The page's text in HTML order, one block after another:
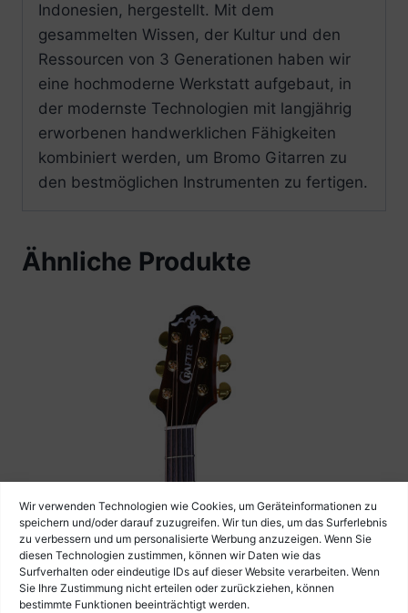
Wir verwenden Technologien wie Cookies, um Geräteinformationen zu
speichern und/oder darauf zuzugreifen. Wir tun dies, um das Surferlebnis
zu verbessern und um personalisierte Werbung anzuzeigen. Wenn Sie
diesen Technologien zustimmen, können wir Daten wie das
Surfverhalten oder eindeutige IDs auf dieser Website verarbeiten. Wenn
Sie Ihre Zustimmung nicht erteilen oder zurückziehen, können
bestimmte Funktionen beeinträchtigt werden.
Indonesien, hergestellt. Mit dem
gesammelten Wissen, der Kultur und den
Ressourcen von 3 Generationen haben wir
eine hochmoderne Werkstatt aufgebaut, in
der modernste Technologien mit langjährig
erworbenen handwerklichen Fähigkeiten
kombiniert werden, um Bromo Gitarren zu
den bestmöglichen Instrumenten zu fertigen.
Ähnliche Produkte